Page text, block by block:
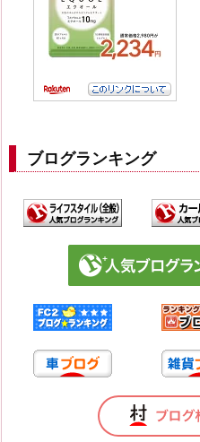
ブログランキング